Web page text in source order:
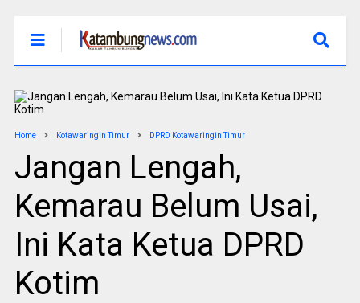
Home Kotawaringin Timur DPRD Kotawaringin Timur
Jangan Lengah,
Kemarau Belum Usai,
Ini Kata Ketua DPRD
Kotim